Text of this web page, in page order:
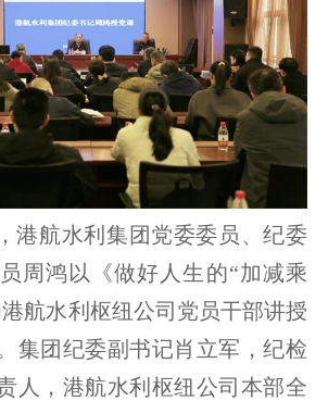
港航水利集团党委委员、纪委
周鸿以《做好人生的“加减乘
航水利枢纽公司党员干部讲授
集团纪委副书记肖立军，纪检
人，港航水利枢纽公司本部全